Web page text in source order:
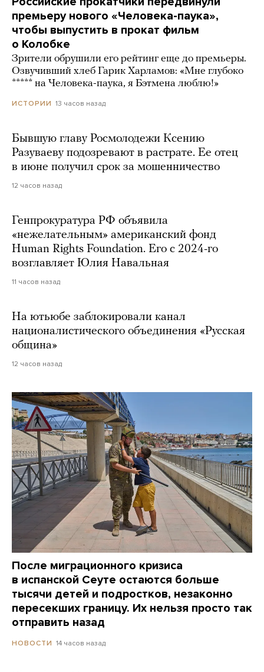
премьеру нового «Человека-паука»,
чтобы выпустить в прокат фильм
о Колобке
Зрители обрушили его рейтинг еще до премьеры.
Озвучивший хлеб Гарик Харламов: «Мне глубоко
***** на Человека-паука, я Бэтмена люблю!»
ИСТОРИИ 13 часов назад
Бывшую главу Росмолодежи Ксению
Разуваеву подозревают в растрате. Ее отец
в июне получил срок за мошенничество
12 часов назад
Генпрокуратура РФ объявила
«нежелательным» американский фонд
Human Rights Foundation. Его с 2024-го
возглавляет Юлия Навальная
11 часов назад
На ютьюбе заблокировали канал
националистического объединения «Русская
община»
12 часов назад
После миграционного кризиса
в испанской Сеуте остаются больше
тысячи детей и подростков, незаконно
пересекших границу. Их нельзя просто так
отправить назад
НОВОСТИ 14 часов назад